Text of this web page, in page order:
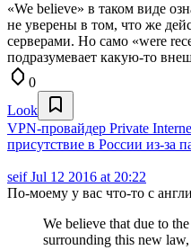
«We believe» в таком виде
не уверены в том, что же
серверами. Но само «were
подразумевает какую-то
0
Look
VPN-провайдер Private
присутствие в России из-за
seifJul 12 2016 at 20:22
По-моему у вас что-то с
We believe that due to
surrounding this new